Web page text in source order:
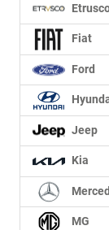
Fiat
Ford
Jeep
Kia
MG